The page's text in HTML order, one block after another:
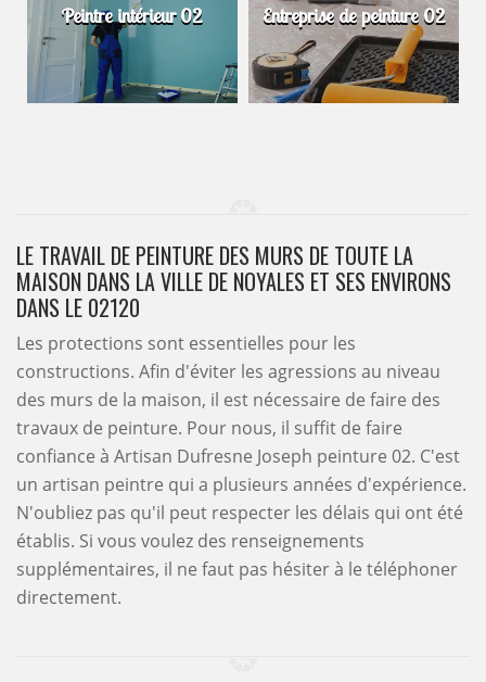
Peintre intérieur 02 Entreprise de peinture 02
LE TRAVAIL DE PEINTURE DES MURS DE TOUTE LA
MAISON DANS LA VILLE DE NOYALES ET SES ENVIRONS
DANS LE 02120
Les protections sont essentielles pour les
constructions. Afin d'éviter les agressions au niveau
des murs de la maison, il est nécessaire de faire des
travaux de peinture. Pour nous, il suffit de faire
confiance à Artisan Dufresne Joseph peinture 02. C'est
un artisan peintre qui a plusieurs années d'expérience.
N'oubliez pas qu'il peut respecter les délais qui ont été
établis. Si vous voulez des renseignements
supplémentaires, il ne faut pas hésiter à le téléphoner
directement.